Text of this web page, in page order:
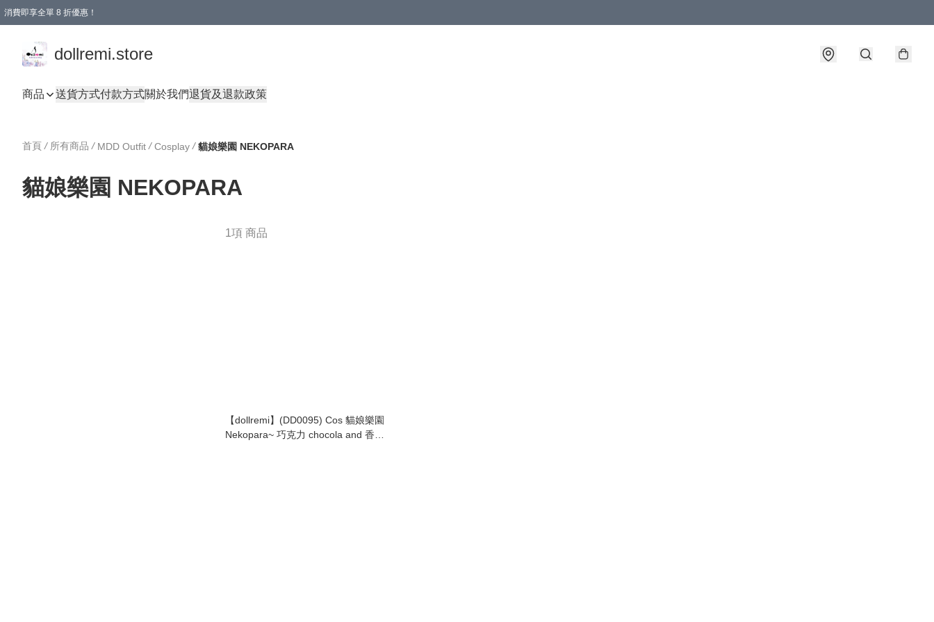
消費即享全單 8 折優惠！
dollremi.store
商品 送貨方式付款方式關於我們退貨及退款政策
首頁 / 所有商品 / MDD Outfit / Cosplay / 貓娘樂園 NEKOPARA
貓娘樂園 NEKOPARA
1項 商品
【dollremi】(DD0095) Cos 貓娘樂園
Nekopara~ 巧克力 chocola and 香草